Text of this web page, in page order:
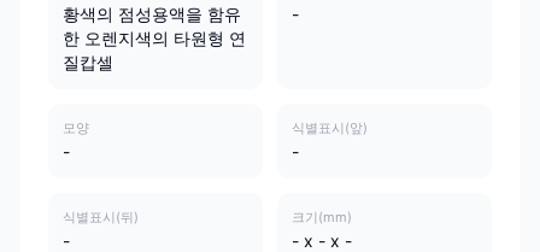
황색의 점성용액을 함유
한 오렌지색의 타원형 연
질캅셀
-
모양
-
식별표시(앞)
-
식별표시(뒤)
-
크기(mm)
- x - x -